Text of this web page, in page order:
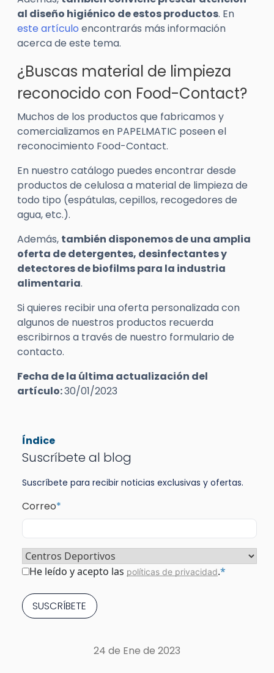
al diseño higiénico de estos productos. En
este artículo encontrarás más información
acerca de este tema.
¿Buscas material de limpieza
reconocido con Food-Contact?
Muchos de los productos que fabricamos y
comercializamos en PAPELMATIC poseen el
reconocimiento Food-Contact.
En nuestro catálogo puedes encontrar desde
productos de celulosa a material de limpieza de
todo tipo (espátulas, cepillos, recogedores de
agua, etc.).
Además, también disponemos de una amplia
oferta de detergentes, desinfectantes y
detectores de biofilms para la industria
alimentaria.
Si quieres recibir una oferta personalizada con
algunos de nuestros productos recuerda
escribirnos a través de nuestro formulario de
contacto.
Fecha de la última actualización del
artículo:30/01/2023
Índice
Suscríbete al blog
Suscríbete para recibir noticias exclusivas y ofertas.
Correo*
Sector*
Consentimiento*
He leído y acepto las políticas de privacidad.*
24 de Ene de 2023